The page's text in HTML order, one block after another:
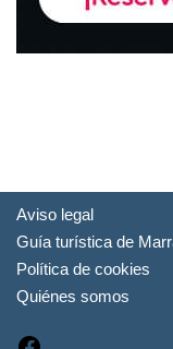
Aviso legal
Guía turística de
Política de cookies
Quiénes somos